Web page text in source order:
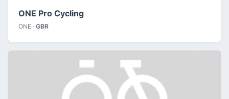
ONE Pro Cycling
ONE · GBR